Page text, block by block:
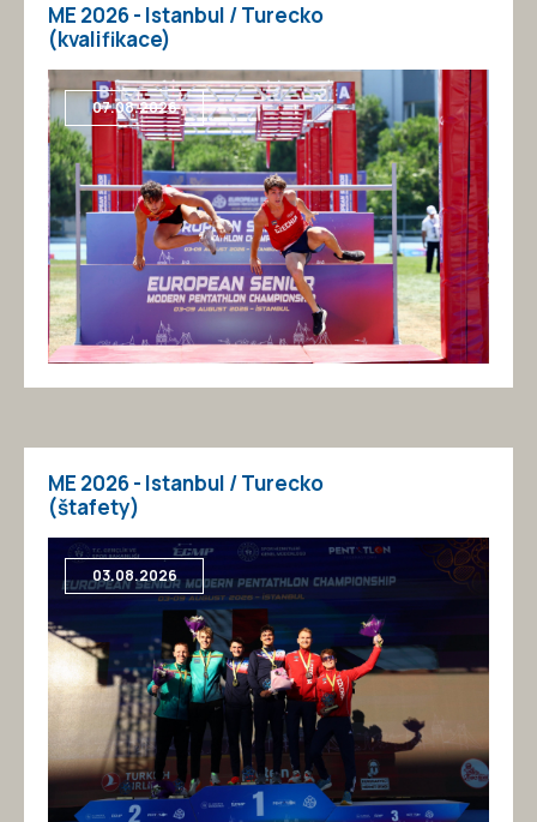
ME 2026 - Istanbul / Turecko
(kvalifikace)
07.08.2026
ME 2026 - Istanbul / Turecko
(štafety)
03.08.2026